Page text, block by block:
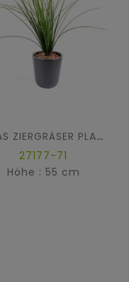
GRAS ZIERGRÄSER PLAST
27177-71
Höhe : 55 cm